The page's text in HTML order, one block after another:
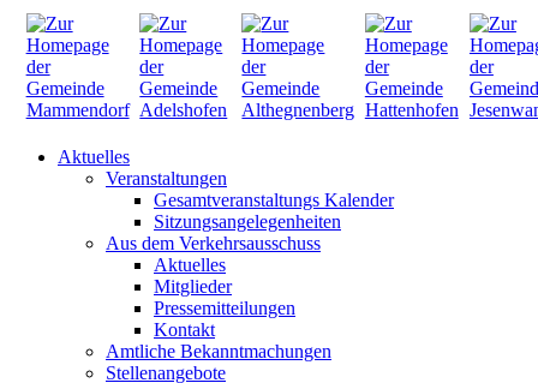
Aktuelles
Veranstaltungen
Gesamtveranstaltungs Kalender
Sitzungsangelegenheiten
Aus dem Verkehrsausschuss
Aktuelles
Mitglieder
Pressemitteilungen
Kontakt
Amtliche Bekanntmachungen
Stellenangebote